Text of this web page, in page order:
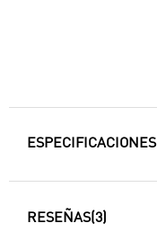
ESPECIFICACIONES
RESEÑAS(3)